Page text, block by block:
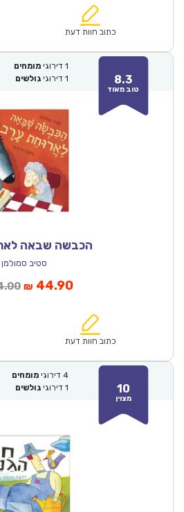
₪61.00.
הוא:
כתוב חוות דעת
8.3
טוב מאוד
1 דירוגי מומחים
1 דירוגי גולשים
הכבשה שבאה
סטיב סמולמן
המחיר
₪64.00.
₪ 44.90המחיר
הוא:
כתוב חוות דעת
10
מצוין
4 דירוגי מומחים
1 דירוגי גולשים